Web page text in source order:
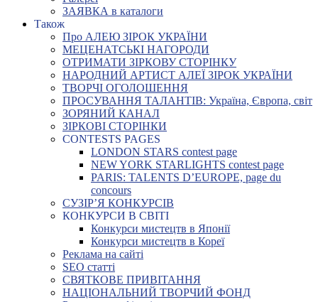
ЗАЯВКА в каталоги
Також
Про АЛЕЮ ЗІРОК УКРАЇНИ
МЕЦЕНАТСЬКІ НАГОРОДИ
ОТРИМАТИ ЗІРКОВУ СТОРІНКУ
НАРОДНИЙ АРТИСТ АЛЕЇ ЗІРОК УКРАЇНИ
ТВОРЧІ ОГОЛОШЕННЯ
ПРОСУВАННЯ ТАЛАНТІВ: Україна, Європа, світ
ЗОРЯНИЙ КАНАЛ
ЗІРКОВІ СТОРІНКИ
CONTESTS PAGES
LONDON STARS contest page
NEW YORK STARLIGHTS contest page
PARIS: TALENTS D’EUROPE, page du
concours
СУЗІР’Я КОНКУРСІВ
КОНКУРСИ В СВІТІ
Конкурси мистецтв в Японії
Конкурси мистецтв в Кореї
Реклама на сайті
SEO статті
СВЯТКОВЕ ПРИВІТАННЯ
НАЦІОНАЛЬНИЙ ТВОРЧИЙ ФОНД